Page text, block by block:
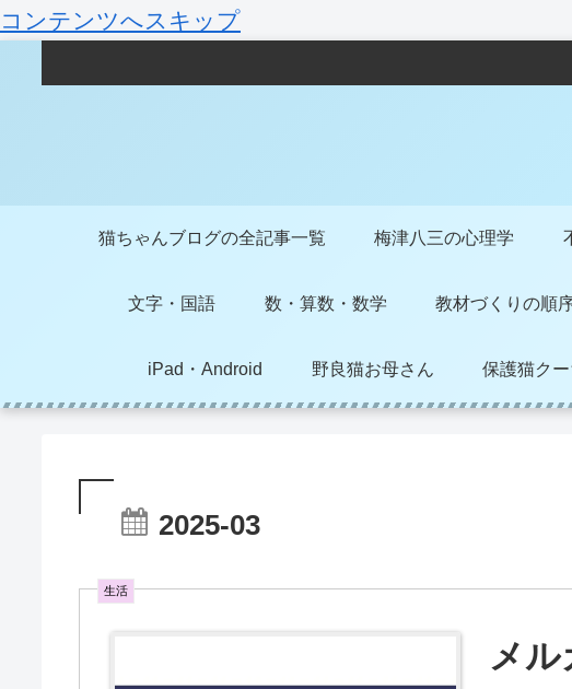
コンテンツへスキップ
猫ちゃんブログの全記事一覧 梅津八三の心理学
文字・国語 数・算数・数学 教材づくりの順
iPad・Android 野良猫お母さん 保護猫ク
2025-03
生活
メ